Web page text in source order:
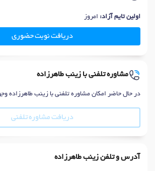
اولین تایم آزاد: امروز
دریافت نوبت حضوری
مشاوره تلفنی با زینب طاهرزاده
در حال حاضر امکان مشاوره تلفنی با زینب طاهرزاده
دریافت مشاوره تلفنی
آدرس و تلفن زینب طاهرزاده